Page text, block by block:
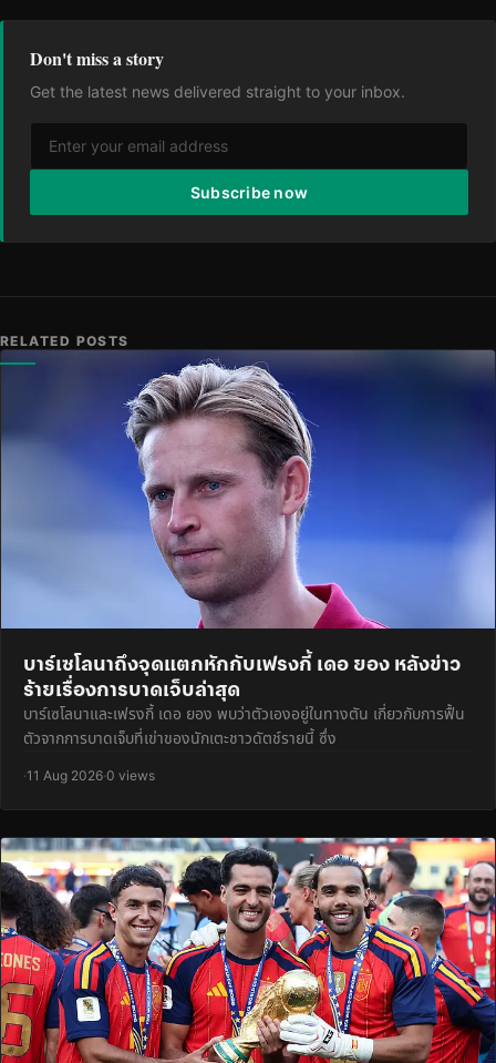
Don't miss a story
Get the latest news delivered straight to your inbox.
Subscribe now
RELATED POSTS
บาร์เซโลนาถึงจุดแตกหักกับเฟรงกี้ เดอ ยอง หลังข่าว
ร้ายเรื่องการบาดเจ็บล่าสุด
บาร์เซโลนาและเฟรงกี้ เดอ ยอง พบว่าตัวเองอยู่ในทางตัน เกี่ยวกับการฟื้น
ตัวจากการบาดเจ็บที่เข่าของนักเตะชาวดัตช์รายนี้ ซึ่ง
·11 Aug 2026·0 views